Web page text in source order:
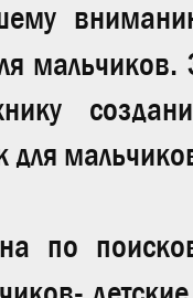
мальчиков.
для
по